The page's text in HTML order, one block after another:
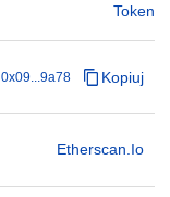
Token
0x09...9a78 Kopiuj
Etherscan.io